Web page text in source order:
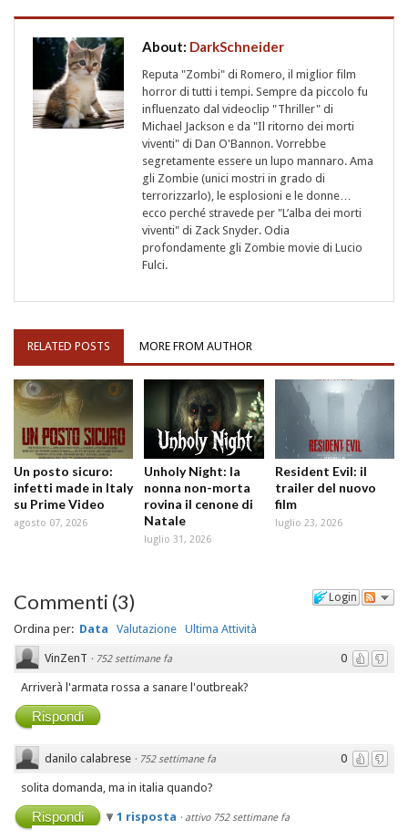
About: DarkSchneider
Reputa "Zombi" di Romero, il miglior film
horror di tutti i tempi. Sempre da piccolo fu
influenzato dal videoclip "Thriller" di
Michael Jackson e da "Il ritorno dei morti
viventi" di Dan O'Bannon. Vorrebbe
segretamente essere un lupo mannaro. Ama
gli Zombie (unici mostri in grado di
terrorizzarlo), le esplosioni e le donne…
ecco perché stravede per "L’alba dei morti
viventi" di Zack Snyder. Odia
profondamente gli Zombie movie di Lucio
Fulci.
RELATED POSTS MORE FROM AUTHOR
Un posto sicuro:
infetti made in Italy
su Prime Video
agosto 07, 2026
Unholy Night: la
nonna non-morta
rovina il cenone di
Natale
luglio 31, 2026
Resident Evil: il
trailer del nuovo
film
luglio 23, 2026
Login
Commenti (3)
Ordina per: Data Valutazione Ultima Attività
0
VinZenT · 752 settimane fa
Arriverà l'armata rossa a sanare l'outbreak?
Rispondi
0
danilo calabrese · 752 settimane fa
solita domanda, ma in italia quando?
Rispondi 1 risposta · attivo 752 settimane fa